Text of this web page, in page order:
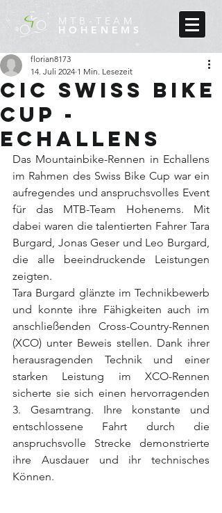
MTB-TEAM
HOHENEMS
CIC Swiss Bike
Cup -
Echallens
florian8173
14. Juli 2024 1 Min. Lesezeit
Das Mountainbike-Rennen in Echallens
im Rahmen des Swiss Bike Cup war ein
aufregendes und anspruchsvolles Event
für das MTB-Team Hohenems. Mit
dabei waren die talentierten Fahrer Tara
Burgard, Jonas Geser und Leo Burgard,
die alle beeindruckende Leistungen
zeigten.
Tara Burgard glänzte im Technikbewerb
und konnte ihre Fähigkeiten auch im
anschließenden Cross-Country-Rennen
(XCO) unter Beweis stellen. Dank ihrer
herausragenden Technik und einer
starken Leistung im XCO-Rennen
sicherte sie sich einen hervorragenden
3. Gesamtrang. Ihre konstante und
entschlossene Fahrt durch die
anspruchsvolle Strecke demonstrierte
ihre Ausdauer und ihr technisches
Können.